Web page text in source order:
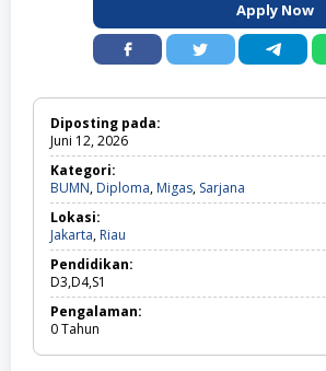
Apply Now
Diposting pada:
Juni 12, 2026
Kategori:
BUMN, Diploma, Migas, Sarjana
Diploma,
Lokasi:
Jakarta, Riau
Riau
Pendidikan:
D3,D4,S1
Pengalaman:
0Tahun